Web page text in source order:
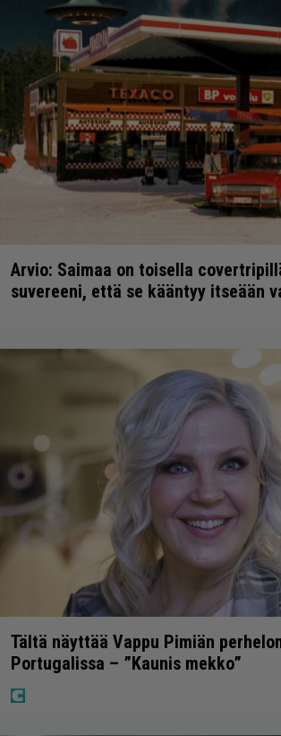
Arvio: Saimaa on toisella
suvereeni, että se kääntyy itseään
Tältä näyttää Vappu Pimiän
Portugalissa – ”Kaunis mekko”